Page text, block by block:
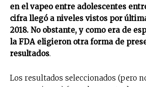
en el vapeo entre adolescentes
cifra llegó a niveles vistos por
2018. No obstante, y como era de
la FDA eligieron otra forma de
resultados.
Los resultados seleccionados (pero